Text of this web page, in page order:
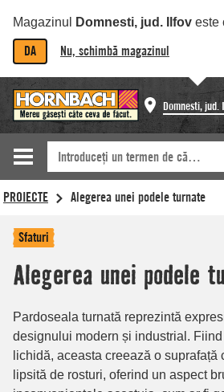
Magazinul Domnesti, jud. Ilfov este
DA Nu, schimbă magazinul
Domnesti, jud.